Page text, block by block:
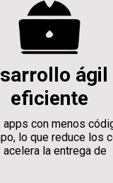
ágil
eficiente
apps con menos
lo que reduce los
la entrega de